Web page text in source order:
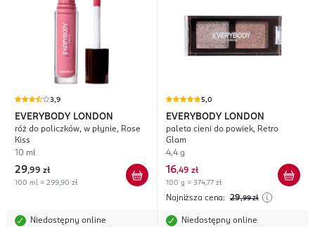
3,9
EVERYBODY LONDON
róż do policzków, w płynie, Rose
Kiss
10 ml
29,99 zł
100 ml = 299,90 zł
Niedostępny online
5,0
EVERYBODY LONDON
paleta cieni do powiek, Retro
Glam
4,4 g
16,49 zł
100 g = 374,77 zł
Najniższa cena: 29,99 zł
Niedostępny online